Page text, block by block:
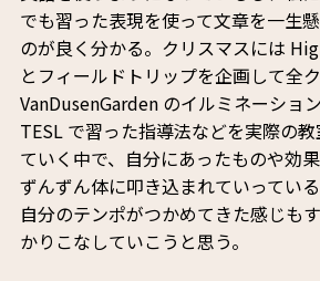
でも習った表現を使って文章を一生
のが良く分かる。クリスマスには
とフィールドトリップを企画して全
VanDusenGarden のイルミネーショ
TESL で習った指導法などを実際の
ていく中で、自分にあったものや効
ずんずん体に叩き込まれていってい
自分のテンポがつかめてきた感じも
かりこなしていこうと思う。